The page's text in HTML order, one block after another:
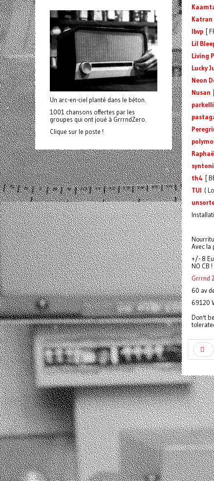
Katran
lbvp [
Lil
Living
Lucky
Neon
Nusan
th4 [
TUI (
Avec la
+/- 8
NO CB !
Grrrnd
60 av
69120
Don't
Un arc-en-ciel planté dans le béton.
1001 chansons offertes par les
groupes qui ont joué à GrrrndZero.
Clique sur le poste !